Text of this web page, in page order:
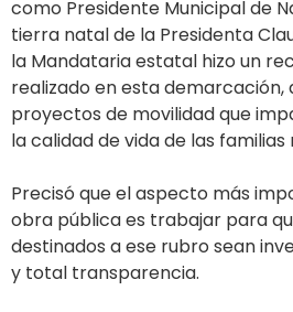
como Presidente Municipal de
tierra natal de la Presidenta
la Mandataria estatal hizo un
realizado en esta demarcación,
proyectos de movilidad que
la calidad de vida de las familias
Precisó que el aspecto más
obra pública es trabajar para
destinados a ese rubro sean
y total transparencia.